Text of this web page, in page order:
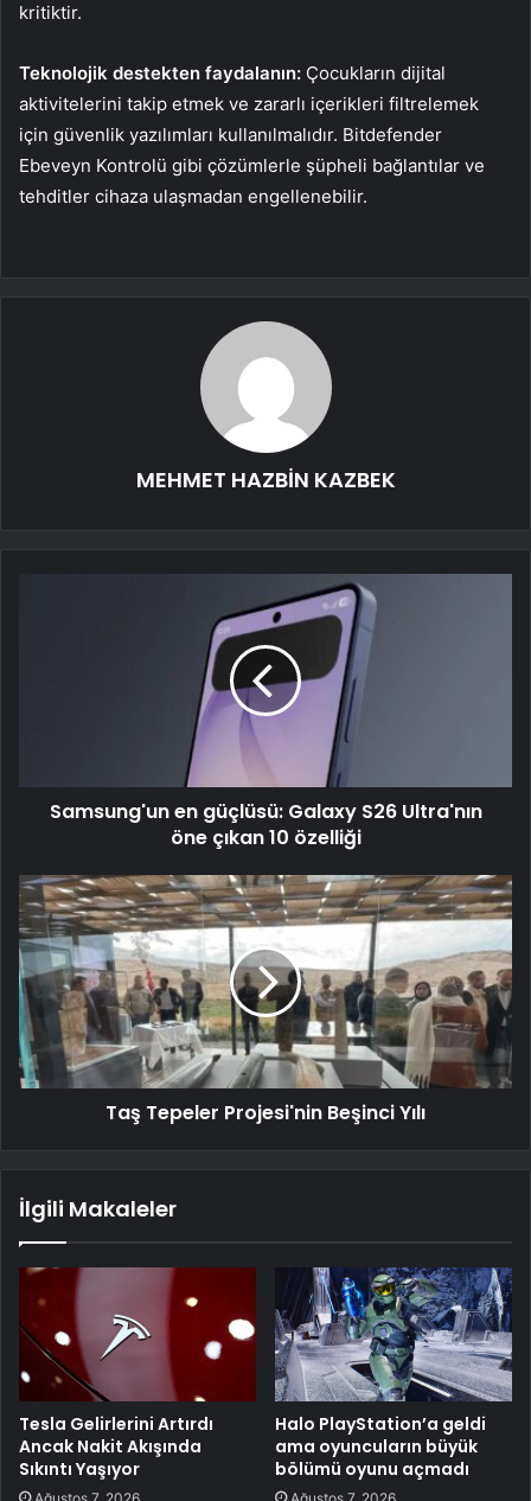
kritiktir.
Teknolojik destekten faydalanın: Çocukların dijital
aktivitelerini takip etmek ve zararlı içerikleri filtrelemek
için güvenlik yazılımları kullanılmalıdır. Bitdefender
Ebeveyn Kontrolü gibi çözümlerle şüpheli bağlantılar ve
tehditler cihaza ulaşmadan engellenebilir.
MEHMET HAZBİN KAZBEK
Samsung'un en güçlüsü: Galaxy S26 Ultra'nın
öne çıkan 10 özelliği
Taş Tepeler Projesi'nin Beşinci Yılı
İlgili Makaleler
Tesla Gelirlerini Artırdı
Ancak Nakit Akışında
Sıkıntı Yaşıyor
Halo PlayStation’a geldi
ama oyuncuların büyük
bölümü oyunu açmadı